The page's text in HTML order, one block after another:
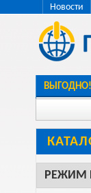
Новости
ВЫГОДНО!
РЕЖИМ